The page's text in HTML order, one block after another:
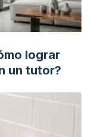
lograr
un tutor?